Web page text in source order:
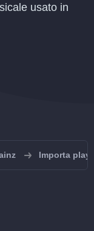
usato in
Importa